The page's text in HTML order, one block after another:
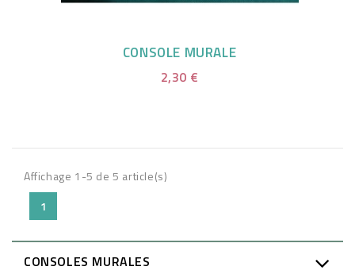
CONSOLE MURALE
2,30 €
Affichage 1-5 de 5 article(s)
1
CONSOLES MURALES